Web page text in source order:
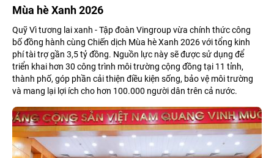
Mùa hè Xanh 2026
Quỹ Vì tương lai xanh - Tập đoàn Vingroup vừa chính thức công
bố đồng hành cùng Chiến dịch Mùa hè Xanh 2026 với tổng kinh
phí tài trợ gần 3,5 tỷ đồng. Nguồn lực này sẽ được sử dụng để
triển khai hơn 30 công trình môi trường cộng đồng tại 11 tỉnh,
thành phố, góp phần cải thiện điều kiện sống, bảo vệ môi trường
và mang lại lợi ích cho hơn 100.000 người dân trên cả nước.